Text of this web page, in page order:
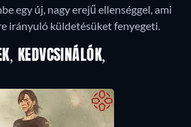
egy új, nagy erejű ellenséggel, ami
irányuló küldetésüket fenyegeti.
KEDVCSINÁLÓK,